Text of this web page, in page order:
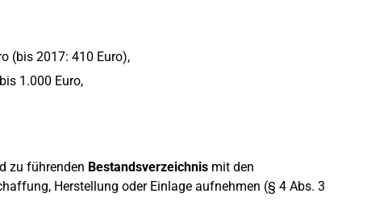
(bis 2017: 410 Euro),
1.000 Euro,
zu führenden Bestandsverzeichnis mit den
Herstellung oder Einlage aufnehmen (§ 4 Abs. 3